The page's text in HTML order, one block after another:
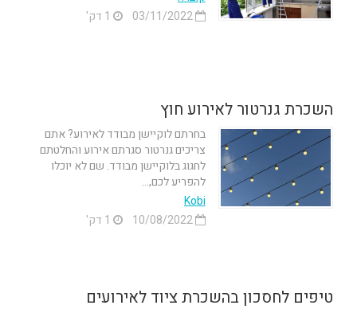
03/11/2022
השכרת גנרטור לאירוע חוץ
בחרתם לוקיישן מבודד לאירוע? אתם
צריכים גנרטור סגרתם אירוע והחלטתם
לחגוג בלוקיישן מבודד. שם לא יוכלו
להפריע לכם,...
Kobi
10/08/2022
טיפים לחסכון בהשכרת ציוד לאירועים